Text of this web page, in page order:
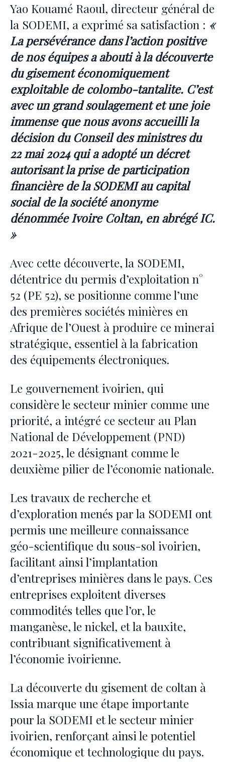
Yao Kouamé Raoul, directeur général de
la SODEMI, a exprimé sa satisfaction : «
La persévérance dans l’action positive
de nos équipes a abouti à la découverte
du gisement économiquement
exploitable de colombo-tantalite. C’est
avec un grand soulagement et une joie
immense que nous avons accueilli la
décision du Conseil des ministres du
22 mai 2024 qui a adopté un décret
autorisant la prise de participation
financière de la SODEMI au capital
social de la société anonyme
dénommée Ivoire Coltan, en abrégé IC.
»
Avec cette découverte, la SODEMI,
détentrice du permis d’exploitation n°
52 (PE 52), se positionne comme l’une
des premières sociétés minières en
Afrique de l’Ouest à produire ce minerai
stratégique, essentiel à la fabrication
des équipements électroniques.
Le gouvernement ivoirien, qui
considère le secteur minier comme une
priorité, a intégré ce secteur au Plan
National de Développement (PND)
2021-2025, le désignant comme le
deuxième pilier de l’économie nationale.
Les travaux de recherche et
d’exploration menés par la SODEMI ont
permis une meilleure connaissance
géo-scientifique du sous-sol ivoirien,
facilitant ainsi l’implantation
d’entreprises minières dans le pays. Ces
entreprises exploitent diverses
commodités telles que l’or, le
manganèse, le nickel, et la bauxite,
contribuant significativement à
l’économie ivoirienne.
La découverte du gisement de coltan à
Issia marque une étape importante
pour la SODEMI et le secteur minier
ivoirien, renforçant ainsi le potentiel
économique et technologique du pays.